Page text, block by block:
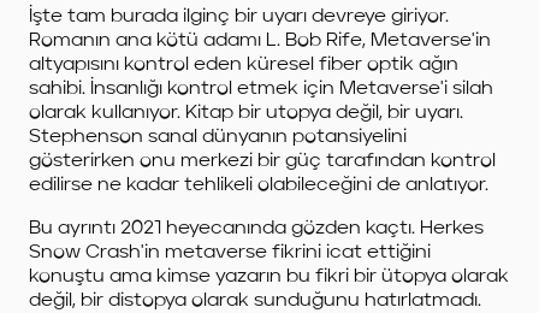
İşte tam burada ilginç bir uyarı devreye giriyor.
Romanın ana kötü adamı L. Bob Rife, Metaverse'in
altyapısını kontrol eden küresel fiber optik ağın
sahibi. İnsanlığı kontrol etmek için Metaverse'i silah
olarak kullanıyor. Kitap bir utopya değil, bir uyarı.
Stephenson sanal dünyanın potansiyelini
gösterirken onu merkezi bir güç tarafından kontrol
edilirse ne kadar tehlikeli olabileceğini de anlatıyor.
Bu ayrıntı 2021 heyecanında gözden kaçtı. Herkes
Snow Crash'in metaverse fikrini icat ettiğini
konuştu ama kimse yazarın bu fikri bir ütopya olarak
değil, bir distopya olarak sunduğunu hatırlatmadı.